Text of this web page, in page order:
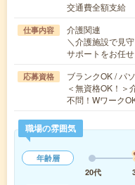
交通費全額支給
仕事内容
介護関連
＼介護施設で見
サポートをお任
応募資格
ブランクOK / パ
＜無資格OK！＞
不問！Wワーク
職場の雰囲気
年齢層
20代